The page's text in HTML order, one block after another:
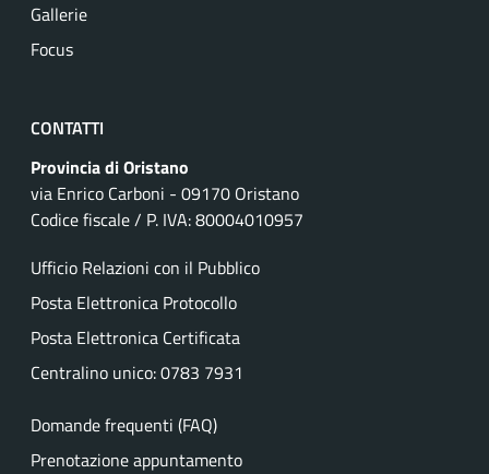
Gallerie
Focus
CONTATTI
Provincia di Oristano
via Enrico Carboni - 09170 Oristano
Codice fiscale / P. IVA: 80004010957
Ufficio Relazioni con il Pubblico
Posta Elettronica Protocollo
Posta Elettronica Certificata
Centralino unico: 0783 7931
Domande frequenti (FAQ)
Prenotazione appuntamento